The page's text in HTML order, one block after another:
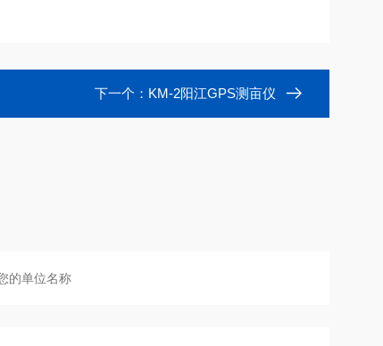
下一个： KM-2阳江GPS测亩仪